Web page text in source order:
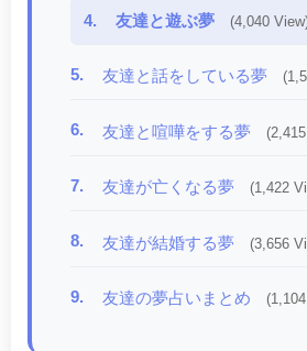
4. 友達と遊ぶ夢 (4,040
5. 友達と話をしている夢
6. 友達と喧嘩をする夢
7. 友達が亡くなる夢 (1,422
8. 友達が結婚する夢 (3,656
9. 友達の夢占いまとめ